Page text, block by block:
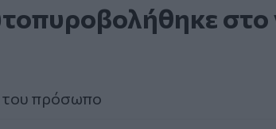
στο
του πρόσωπο